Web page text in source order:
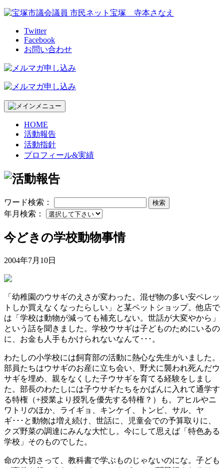
Skip
contentTwitter
Facebook
お問い合わせ
HOME
活動報告
活動指針
プロフィール&実績
ワード検索： 検索
年月検索：
今どきの学校動物事情
2004年7月10日
「幼稚園のウサギのえさが変わった。混ぜ物の多い安ペレッ
トしか買えなくなったらしい」と某ペットショップ。他店で
は「学校は動物が減っても補充しない。世話が大変やから」
という話を聞きました。学校ウサギは子どものためにいるの
に、お金も人手もかけられないなんて･･･。
わたしの小学校には飼育部の活動に熱心な先生がいました。
部員たちはウサギのお産に立ち会い、野犬に襲われ死んだウ
サギを埋め、親をなくした子ウサギを育てる経験をしまし
た。部長のわたしには子ウサギたちをかばんに入れて通学す
る特権（+授業より授乳を優先する特権？）も。アヒルやニ
ワトリのほか、ライギョ、キンケイ、トンビ、サル、ヤ
ギ･･･と動物は増え続け、世話に、児童会での予算取りに、
クズ野菜の調達にみんな大忙し。今にして思えば「特色ある
学校」そのものでした。
命の大切さって、教科書で学ぶものじゃないのにな。子ども